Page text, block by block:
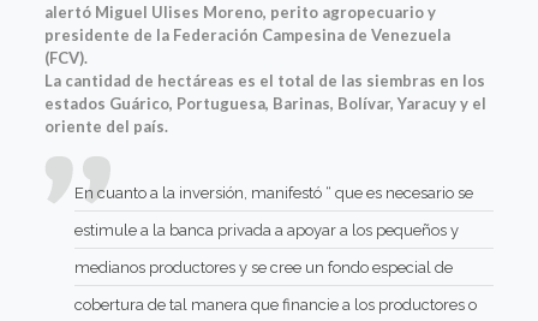
alertó Miguel Ulises Moreno, perito agropecuario y
presidente de la Federación Campesina de Venezuela
(FCV).
La cantidad de hectáreas es el total de las siembras en los
estados Guárico, Portuguesa, Barinas, Bolívar, Yaracuy y el
oriente del país.
En cuanto a la inversión, manifestó “ que es necesario se
estimule a la banca privada a apoyar a los pequeños y
medianos productores y se cree un fondo especial de
cobertura de tal manera que financie a los productores o